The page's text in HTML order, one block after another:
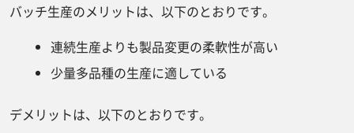
バッチ生産のメリットは、以下のとおりです。
連続生産よりも製品変更の柔軟性が高い
少量多品種の生産に適している
デメリットは、以下のとおりです。